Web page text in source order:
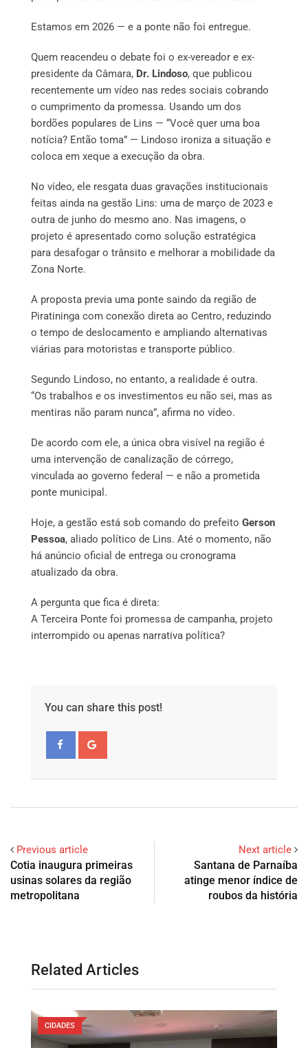
Estamos em 2026 — e a ponte não foi entregue.
Quem reacendeu o debate foi o ex-vereador e ex-
presidente da Câmara, Dr. Lindoso, que publicou
recentemente um vídeo nas redes sociais cobrando
o cumprimento da promessa. Usando um dos
bordões populares de Lins — “Você quer uma boa
notícia? Então toma” — Lindoso ironiza a situação e
coloca em xeque a execução da obra.
No vídeo, ele resgata duas gravações institucionais
feitas ainda na gestão Lins: uma de março de 2023 e
outra de junho do mesmo ano. Nas imagens, o
projeto é apresentado como solução estratégica
para desafogar o trânsito e melhorar a mobilidade da
Zona Norte.
A proposta previa uma ponte saindo da região de
Piratininga com conexão direta ao Centro, reduzindo
o tempo de deslocamento e ampliando alternativas
viárias para motoristas e transporte público.
Segundo Lindoso, no entanto, a realidade é outra.
“Os trabalhos e os investimentos eu não sei, mas as
mentiras não param nunca”, afirma no vídeo.
De acordo com ele, a única obra visível na região é
uma intervenção de canalização de córrego,
vinculada ao governo federal — e não a prometida
ponte municipal.
Hoje, a gestão está sob comando do prefeito Gerson
Pessoa, aliado político de Lins. Até o momento, não
há anúncio oficial de entrega ou cronograma
atualizado da obra.
A pergunta que fica é direta:
A Terceira Ponte foi promessa de campanha, projeto
interrompido ou apenas narrativa política?
You can share this post!
Previous article
Cotia inaugura primeiras
usinas solares da região
metropolitana
Next article
Santana de Parnaíba
atinge menor índice de
roubos da história
Related Articles
CIDADES